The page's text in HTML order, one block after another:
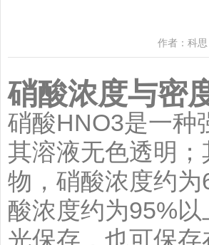
作者：科思
硝酸浓度与密
硝酸HNO3是一种
其溶液无色透明
物，硝酸浓度约
酸浓度约为95%
光保存，也可保